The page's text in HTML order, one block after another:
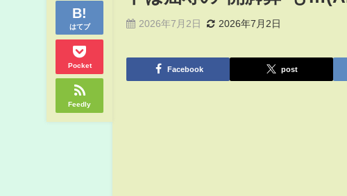
はてブ
Pocket
Feedly
2026年7月2日 2026年7月2日
Facebook post